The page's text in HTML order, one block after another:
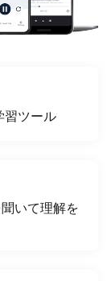
習ツール
いて理解を